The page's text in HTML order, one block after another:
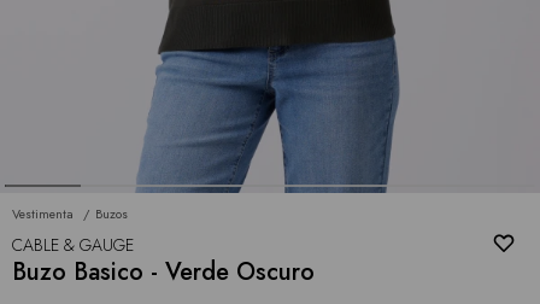
Vestimenta Buzos
CABLE & GAUGE
Buzo Basico - Verde Oscuro